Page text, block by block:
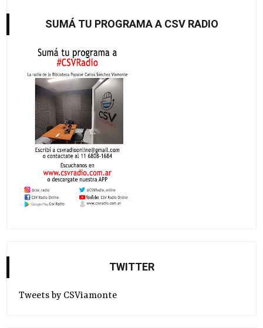
SUMÁ TU PROGRAMA A CSV RADIO
TWITTER
Tweets by CSViamonte